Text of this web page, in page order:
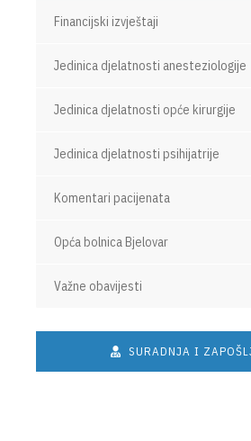
Financijski izvještaji
Jedinica djelatnosti anesteziologije
Jedinica djelatnosti opće kirurgije
Jedinica djelatnosti psihijatrije
Komentari pacijenata
Opća bolnica Bjelovar
Važne obavijesti
SURADNJA I